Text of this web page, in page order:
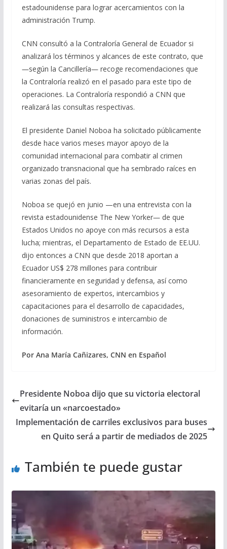
estadounidense para lograr acercamientos con la
administración Trump.
CNN consultó a la Contraloría General de Ecuador si
analizará los términos y alcances de este contrato, que
―según la Cancillería― recoge recomendaciones que
la Contraloría realizó en el pasado para este tipo de
operaciones. La Contraloría respondió a CNN que
realizará las consultas respectivas.
El presidente Daniel Noboa ha solicitado públicamente
desde hace varios meses mayor apoyo de la
comunidad internacional para combatir al crimen
organizado transnacional que ha sembrado raíces en
varias zonas del país.
Noboa se quejó en junio —en una entrevista con la
revista estadounidense The New Yorker― de que
Estados Unidos no apoye con más recursos a esta
lucha; mientras, el Departamento de Estado de EE.UU.
dijo entonces a CNN que desde 2018 aportan a
Ecuador US$ 278 millones para contribuir
financieramente en seguridad y defensa, así como
asesoramiento de expertos, intercambios y
capacitaciones para el desarrollo de capacidades,
donaciones de suministros e intercambio de
información.
Por Ana María Cañizares, CNN en Español
Presidente Noboa dijo que su victoria electoral
evitaría un «narcoestado»
Implementación de carriles exclusivos para buses
en Quito será a partir de mediados de 2025
También te puede gustar